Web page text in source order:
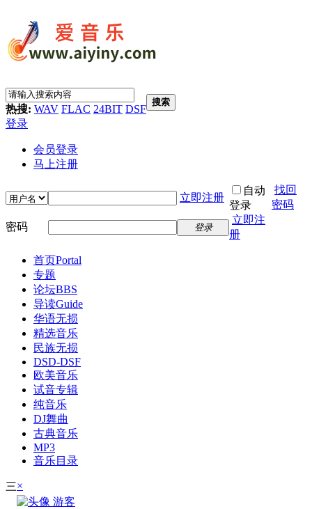
热搜: WAV FLAC 24BIT DSF
搜索
登录
会员登录
马上注册
立即注册
自动
登录
找回
密码
密码
登录
立即注
册
首页Portal
专题
论坛BBS
导读Guide
华语无损
精选音乐
民族无损
DSD-DSF
欧美音乐
试音专辑
纯音乐
DJ舞曲
古典音乐
MP3
音乐目录
三×
游客